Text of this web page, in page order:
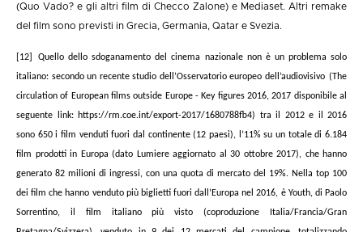
(Quo Vado? e gli altri film di Checco Zalone) e Mediaset. Altri remake
del film sono previsti in Grecia, Germania, Qatar e Svezia.
[12] Quello dello sdoganamento del cinema nazionale non è un problemasolo
italiano: secondo un recente studio dell’Osservatorio europeo dell’audiovisivo ( The
circulation of European films outside Europe - Key figures 2016, 2017 disponibile al
seguente link: https://rm.coe.int/export-2017/1680788fb4) tra il 2012 e il 2016
sono 650 i film venduti fuori dal continente (12 paesi), l’11% su un totale di 6.184
film prodotti in Europa (dato Lumiere aggiornato al 30 ottobre 2017), che hanno
generato 82 milioni di ingressi, con una quota di mercato del 19%. Nella top 100
dei film che hanno venduto più biglietti fuori dall’Europa nel 2016, è Youth, di Paolo
Sorrentino, il film italiano più visto (coproduzione Italia/Francia/Gran